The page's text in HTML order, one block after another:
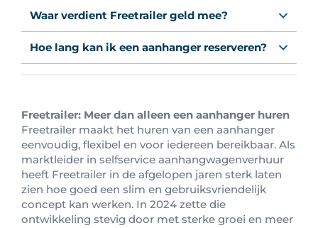
Waar verdient Freetrailer geld mee?
Hoe lang kan ik een aanhanger reserveren?
Freetrailer: Meer dan alleen een aanhanger huren
Freetrailer maakt het huren van een aanhanger
eenvoudig, flexibel en voor iedereen bereikbaar. Als
marktleider in selfservice aanhangwagenverhuur
heeft Freetrailer in de afgelopen jaren sterk laten
zien hoe goed een slim en gebruiksvriendelijk
concept kan werken. In 2024 zette die
ontwikkeling stevig door met sterke groei en meer